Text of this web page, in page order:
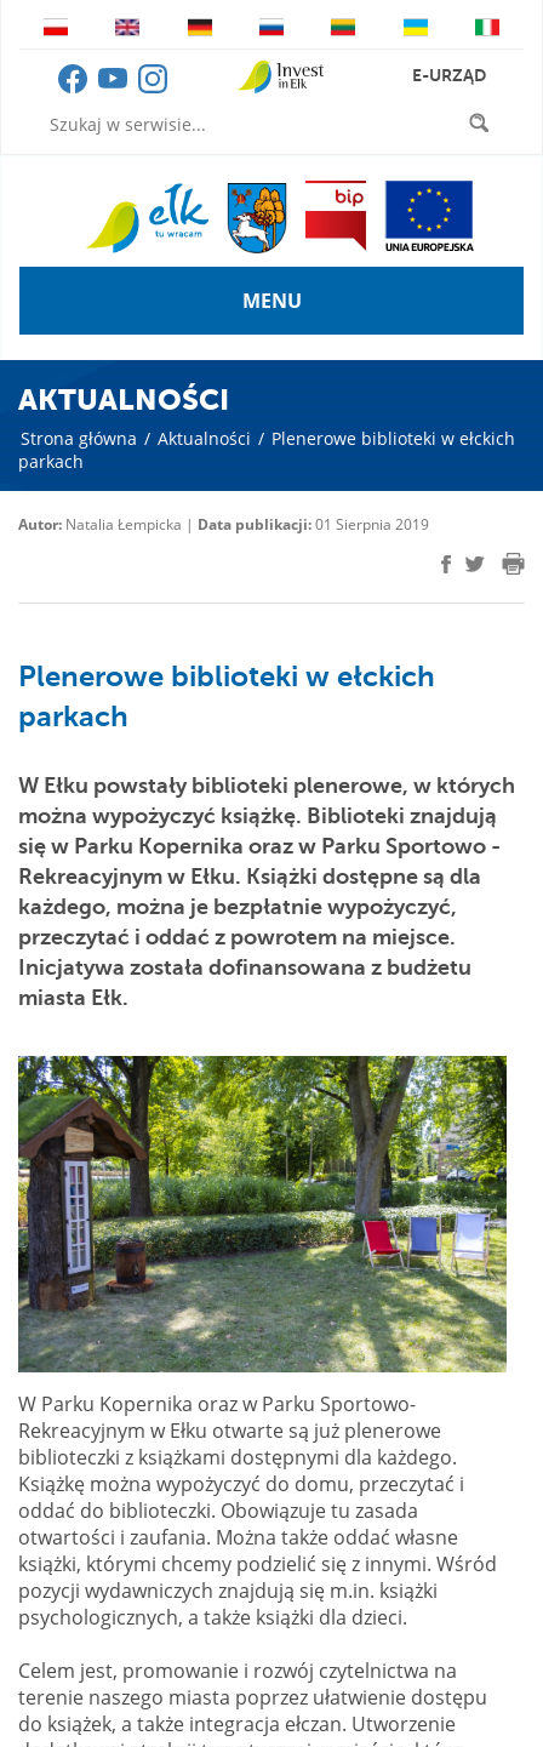
E-URZĄD
MENU
AKTUALNOŚCI
Strona główna / Aktualności / Plenerowe biblioteki w ełckich
parkach
Autor: Natalia Łempicka | Data publikacji:01 Sierpnia 2019
Plenerowe biblioteki w ełckich
parkach
W Ełku powstały biblioteki plenerowe, w których
można wypożyczyć książkę. Biblioteki znajdują
się w Parku Kopernika oraz w Parku Sportowo -
Rekreacyjnym w Ełku. Książki dostępne są dla
każdego, można je bezpłatnie wypożyczyć,
przeczytać i oddać z powrotem na miejsce.
Inicjatywa została dofinansowana z budżetu
miasta Ełk.
W Parku Kopernika oraz w Parku Sportowo-
Rekreacyjnym w Ełku otwarte są już plenerowe
biblioteczki z książkami dostępnymi dla każdego.
Książkę można wypożyczyć do domu, przeczytać i
oddać do biblioteczki. Obowiązuje tu zasada
otwartości i zaufania. Można także oddać własne
książki, którymi chcemy podzielić się z innymi. Wśród
pozycji wydawniczych znajdują się m.in. książki
psychologicznych, a także książki dla dzieci.
Celem jest, promowanie i rozwój czytelnictwa na
terenie naszego miasta poprzez ułatwienie dostępu
do książek, a także integracja ełczan. Utworzenie